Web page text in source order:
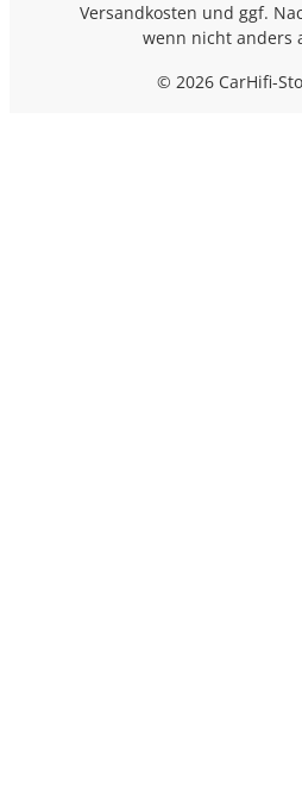
Versandkosten und ggf.
wenn nicht anders
© 2026 CarHifi-